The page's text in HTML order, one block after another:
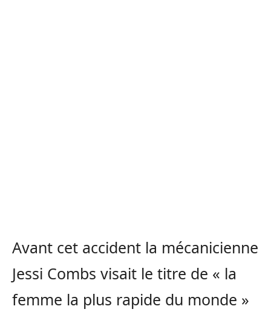
Avant cet accident la mécanicienne
Jessi Combs visait le titre de « la
femme la plus rapide du monde »